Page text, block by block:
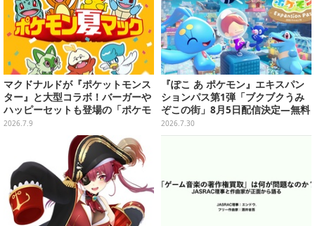
マクドナルドが『ポケットモンス
ター』と大型コラボ！バーガーや
ハッピーセットも登場の「ポケモ
ン夏マック」7月中旬より順次開
2026.7.9
『ぽこ あ ポケモン』エキスパン
ションパス第1弾「ブクブクうみ
ぞこの街」8月5日配信決定―無料
アップデートと同日に到来
2026.7.30